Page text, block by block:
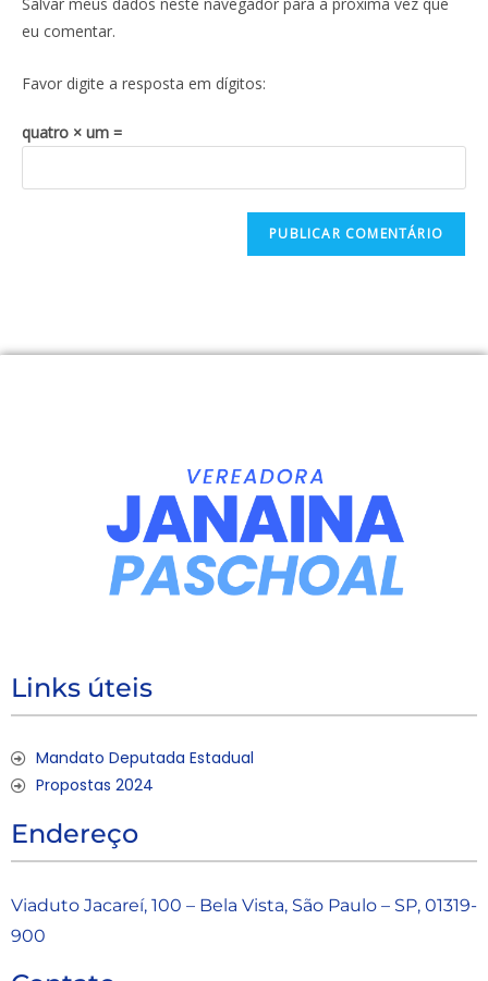
Salvar meus dados neste navegador para a próxima vez que
eu comentar.
Favor digite a resposta em dígitos:
quatro × um =
Links úteis
Mandato Deputada Estadual
Propostas 2024
Endereço
Viaduto Jacareí, 100 – Bela Vista, São Paulo – SP, 01319-
900